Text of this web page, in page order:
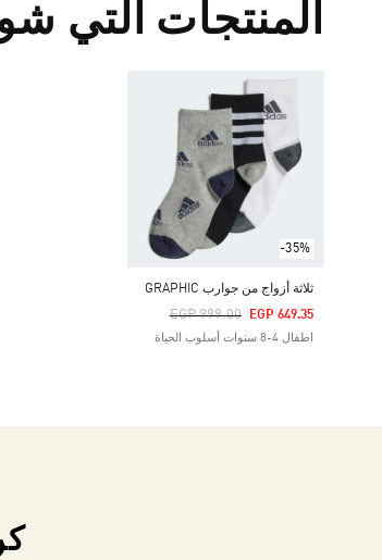
المنتجات التي
-35%
ثلاثة أزواج من جوارب GRAPHIC
Price Reduced From
EGP 999.00
To EGP 649.35
اطفال 4-8 سنوات أسلوب الحياة